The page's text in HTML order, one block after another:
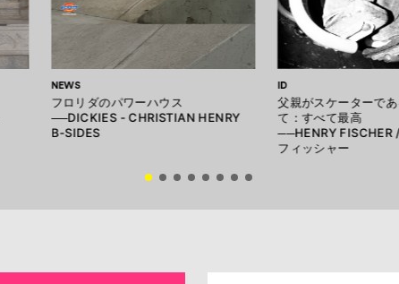
NEWS
フロリダのパワーハウス
──DICKIES - CHRISTIAN HENRY
B-SIDES
ID
父親がスケーターで
て：すべて最高
──HENRY FISCHER
フィッシャー